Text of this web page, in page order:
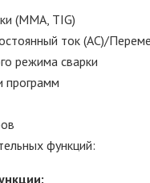
(MMA, TIG)
ток (AC)/
режима сварки
программ
функций: